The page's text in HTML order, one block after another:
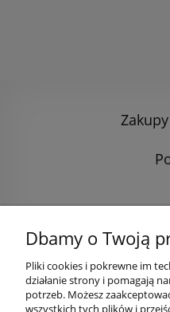
Dbamy o Twoją
Pliki cookies i pokrewne im
działanie strony i pomagają
potrzeb. Możesz
wszystkich tych plików i